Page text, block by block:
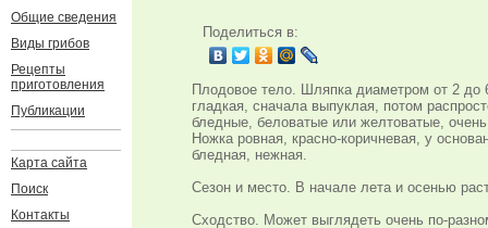
Общие сведения
Виды грибов
Рецепты
приготовления
Публикации
Карта сайта
Поиск
Контакты
Поделиться в:
Плодовое тело. Шляпка диаметром от 2 до
гладкая, сначала выпуклая, потом
бледные, беловатые или желтоватые,
Ножка ровная, красно-коричневая, у
бледная, нежная.
Сезон и место. В начале лета и осенью
Сходство. Может выглядеть очень по-